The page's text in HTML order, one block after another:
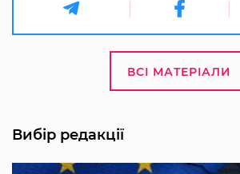
ВСІ МАТЕРІАЛИ
Вибір редакції